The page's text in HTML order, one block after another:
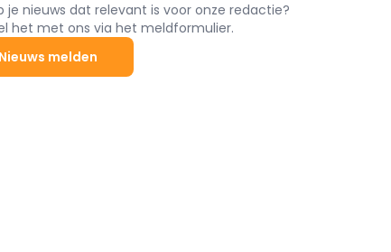
je nieuws dat relevant is voor onze redactie?
het met ons via het meldformulier.
Nieuws melden